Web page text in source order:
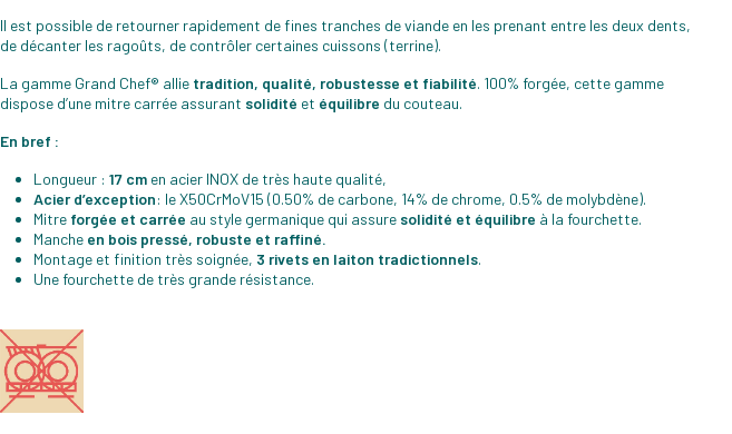
Il est possible de retourner rapidement de fines tranches de viande en les prenant entre les deux dents,
de décanter les ragoûts, de contrôler certaines cuissons (terrine).
La gamme Grand Chef® allie tradition, qualité, robustesse et fiabilité. 100% forgée, cette gamme
dispose d’une mitre carrée assurant solidité et équilibre du couteau.
En bref :
Longueur : 17 cm en acier INOX de très haute qualité,
Acier d’exception: le X50CrMoV15 (0.50% de carbone, 14% de chrome, 0.5% de molybdène).
Mitre forgée et carrée au style germanique qui assure solidité et équilibre à la fourchette.
Manche en bois pressé, robuste et raffiné.
Montage et finition très soignée, 3 rivets en laiton tradictionnels.
Une fourchette de très grande résistance.